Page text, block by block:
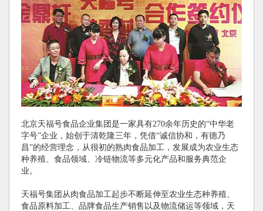
北京天福号食品企业集团是一家具有270余年历史的“中华老
字号”企业，始创于清乾隆三年，凭借“诚信协和，有德乃
昌”的经营理念，从很初的熟肉食品加工，发展成为农业生态
种养殖、食品领域、冷链物流等多元化产品和服务典范企
业。
天福号集团从肉食品加工起步不断延伸至农业生态种养殖、
食品原料加工、品牌食品生产销售以及物流储运等领域，天